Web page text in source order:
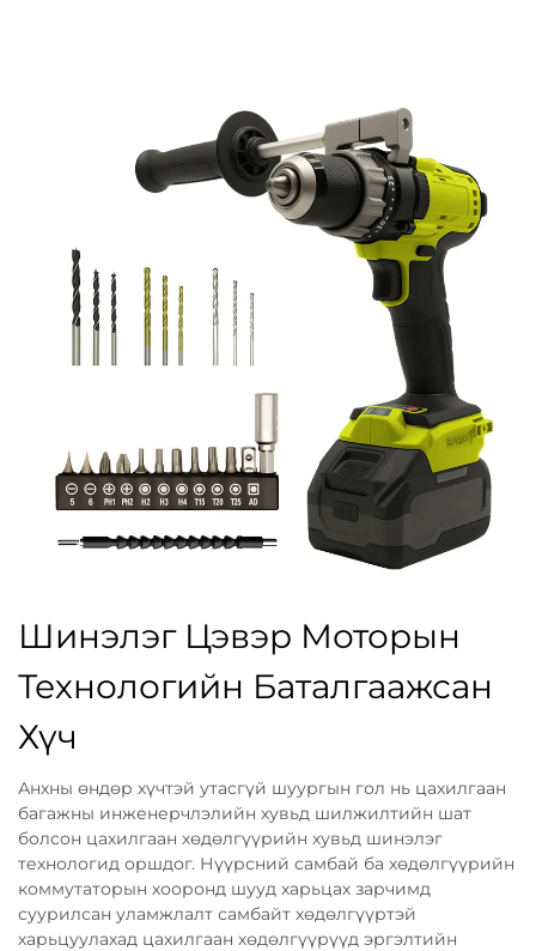
Шинэлэг Цэвэр Моторын
Технологийн Баталгаажсан
Хүч
Анхны өндөр хүчтэй утасгүй шуургын гол нь цахилгаан
багажны инженерчлэлийн хувьд шилжилтийн шат
болсон цахилгаан хөдөлгүүрийн хувьд шинэлэг
технологид оршдог. Нүүрсний самбай ба хөдөлгүүрийн
коммутаторын хооронд шууд харьцах зарчимд
суурилсан уламжлалт самбайт хөдөлгүүртэй
харьцуулахад цахилгаан хөдөлгүүрүүд эргэлтийн